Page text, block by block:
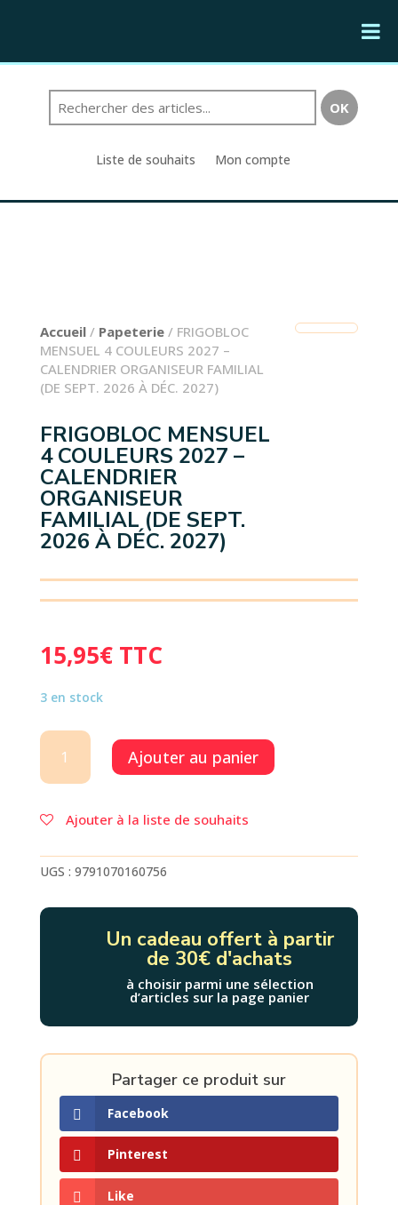
Liste de souhaits Mon compte
Accueil/ Papeterie/ FRIGOBLOC
MENSUEL 4 COULEURS 2027 –
CALENDRIER ORGANISEUR FAMILIAL
(DE SEPT. 2026 À DÉC. 2027)
FRIGOBLOC MENSUEL
4 COULEURS 2027 –
CALENDRIER
ORGANISEUR
FAMILIAL (DE SEPT.
2026 À DÉC. 2027)
15,95€ TTC
3 en stock
quantité
FRIGOBLOC
4
COULEURS
-
ORGANISEUR
DÉC.
Ajouter au panier
Ajouter à la liste de souhaits
UGS : 9791070160756
Un cadeau offert à partir
de 30€ d'achats
à choisir parmi une sélection
d’articles sur la page panier
Partager ce produit sur
Facebook
Pinterest
Like